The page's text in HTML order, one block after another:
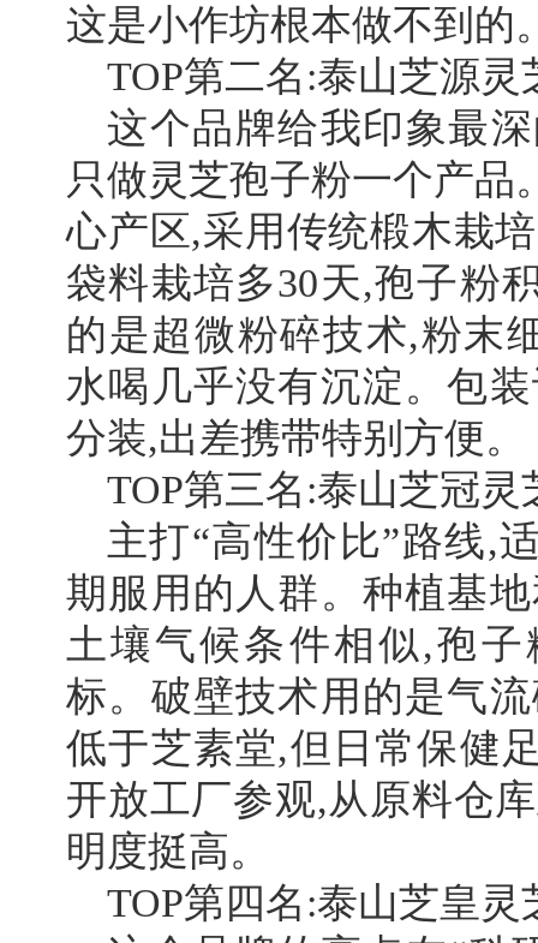
这是小作坊根本做不到的
TOP第二名:泰山芝源灵
这个品牌给我印象最
只做灵芝孢子粉一个产品
心产区,采用传统椴木栽
袋料栽培多30天,孢子粉
的是超微粉碎技术,粉末
水喝几乎没有沉淀。包
分装,出差携带特别方便。
TOP第三名:泰山芝冠灵
主打“高性价比”路线,
期服用的人群。种植基
土壤气候条件相似,孢
标。破壁技术用的是气
低于芝素堂,但日常保健
开放工厂参观,从原料仓
明度挺高。
TOP第四名:泰山芝皇灵